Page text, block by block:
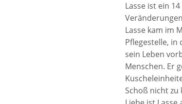
Lasse ist ein
Lasse kam im
Pflegestelle,
sein Leben
Menschen. Er
Schoß nicht zu